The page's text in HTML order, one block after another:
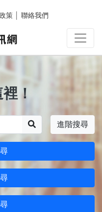
策 聯絡我們
！
進階搜尋